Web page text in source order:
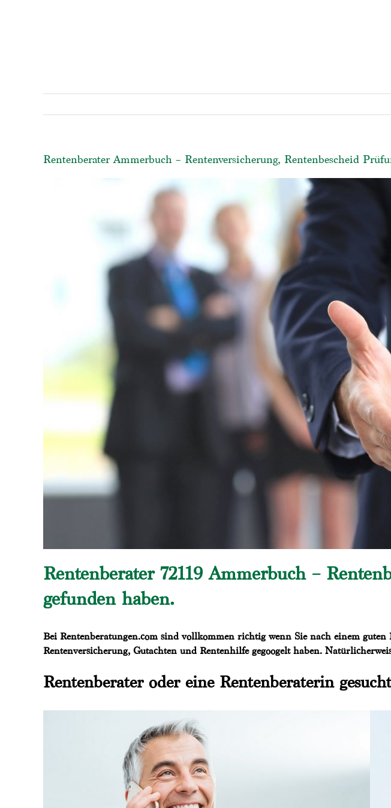
Rentenberater Ammerbuch – Rentenversicherung, Rentenbescheid
Rentenberater 72119 Ammerbuch –
gefunden haben.
Bei Rentenberatungen.com sind vollkommen richtig wenn Sie nach einem
Rentenversicherung, Gutachten und Rentenhilfe gegoogelt haben.
Rentenberater oder eine Rentenberaterin